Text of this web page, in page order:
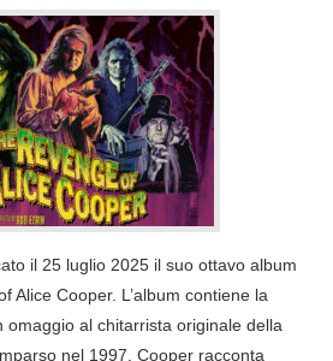
il 25 luglio 2025 il suo ottavo album
Alice Cooper. L’album contiene la
omaggio al chitarrista originale della
nel 1997. Cooper racconta